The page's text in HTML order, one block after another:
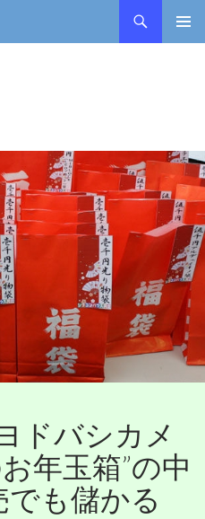
ドバシカメ
年玉箱”の中
でも儲かる